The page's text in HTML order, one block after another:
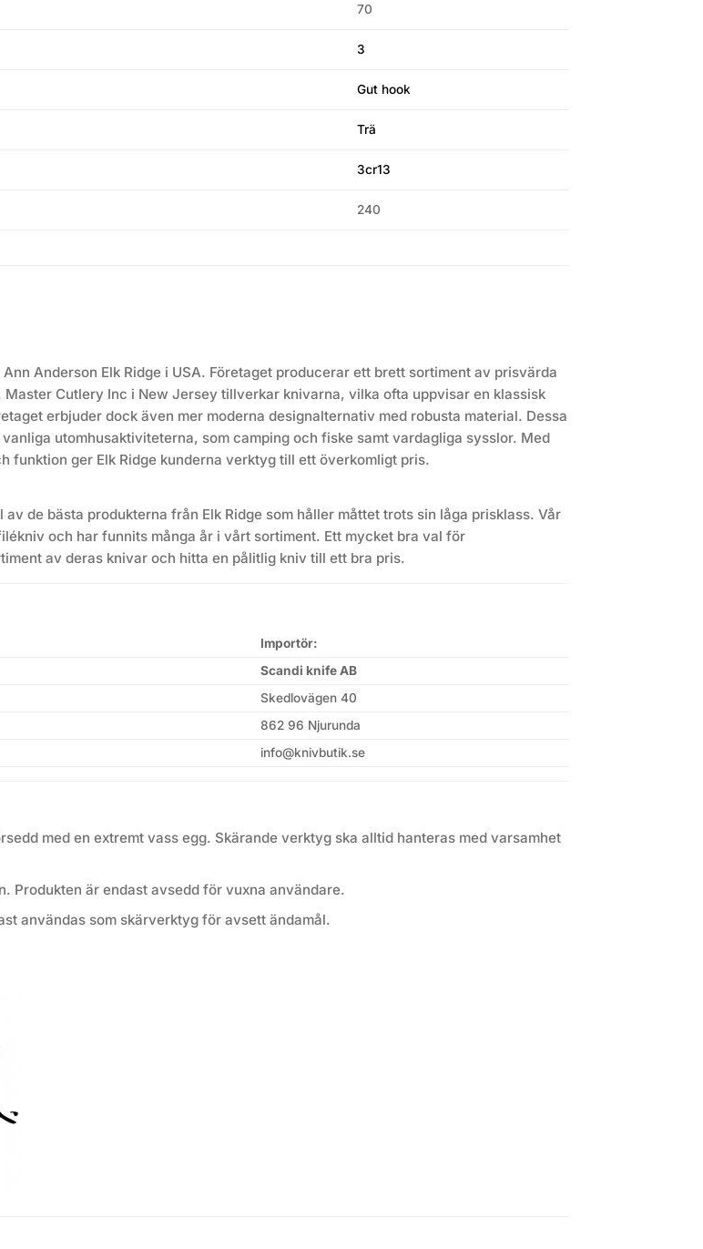
70
3
Gut hook
Trä
3cr13
240
Anderson Elk Ridge i USA. Företaget producerar ett brett sortiment av prisvärda
Cutlery Inc i New Jersey tillverkar knivarna, vilka ofta uppvisar en klassisk
erbjuder dock även mer moderna designalternativ med robusta material. Dessa
utomhusaktiviteterna, som camping och fiske samt vardagliga sysslor. Med
funktion ger Elk Ridge kunderna verktyg till ett överkomligt pris.
de bästa produkterna från Elk Ridge som håller måttet trots sin låga prisklass. Vår
och har funnits många år i vårt sortiment. Ett mycket bra val för
av deras knivar och hitta en pålitlig kniv till ett bra pris.
Importör:
Scandi knife AB
Skedlovägen 40
862 96 Njurunda
info@knivbutik.se
med en extremt vass egg. Skärande verktyg ska alltid hanteras med varsamhet
Produkten är endast avsedd för vuxna användare.
användas som skärverktyg för avsett ändamål.